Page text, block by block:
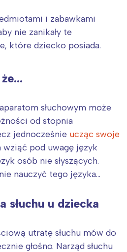
i zabawkami
nie zanikały te
które dziecko posiada.
słuchowym może
od stopnia
jednocześnie ucząc swoje
wziąć pod uwagę język
osób nie słyszących.
nauczyć tego języka…
słuchu u dziecka
utratę słuchu mów do
głośno. Narząd słuchu